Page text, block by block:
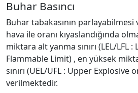
Buhar Basıncı
Buhar tabakasının
hava ile oranı kıyaslandığında
miktara alt yanma sınırı (LEL/LFL
Flammable Limit) , en yüksek
sınırı (UEL/UFL : Upper Explosive
verilmektedir.